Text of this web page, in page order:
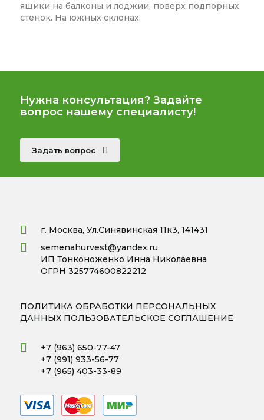
ящики на балконы и лоджии, поверх подпорных
стенок. На южных склонах.
Нужна консультация? Задайте
вопрос нашему специалисту!
Задать вопрос
г. Москва, Ул.Синявинская 11к3, 141431
semenahurvest@yandex.ru
ИП Тонконоженко Инна Николаевна
ОГРН 325774600822212
ПОЛИТИКА ОБРАБОТКИ ПЕРСОНАЛЬНЫХ
ДАННЫХ ПОЛЬЗОВАТЕЛЬСКОЕ СОГЛАШЕНИЕ
+7 (963) 650-77-47
+7 (991) 933-56-77
+7 (965) 403-33-89